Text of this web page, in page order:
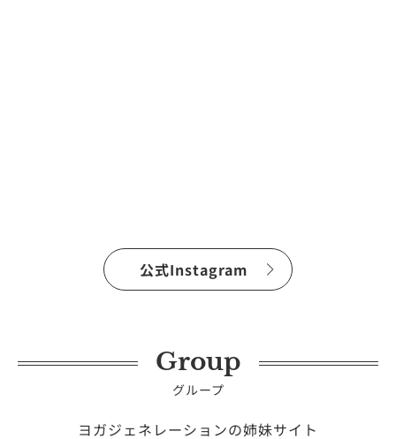
公式Instagram
Group
グループ
ヨガジェネレーションの姉妹サイト